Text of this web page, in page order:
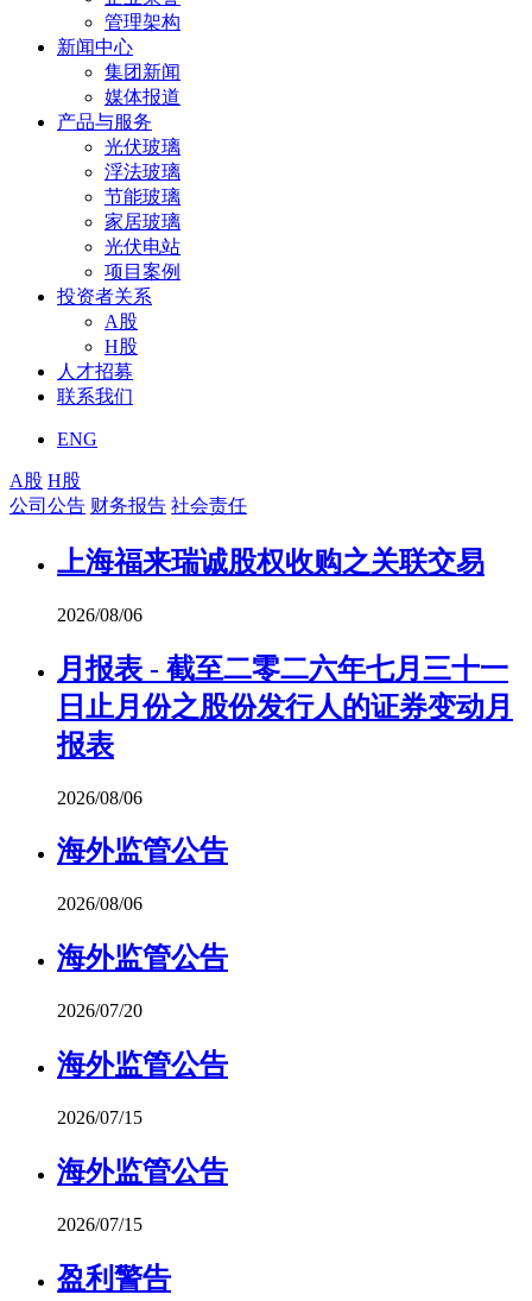
管理架构
新闻中心
集团新闻
媒体报道
产品与服务
光伏玻璃
浮法玻璃
节能玻璃
家居玻璃
光伏电站
项目案例
投资者关系
A股
H股
人才招募
联系我们
ENG
A股 H股
公司公告 财务报告 社会责任
上海福来瑞诚股权收购之关联交易
2026/08/06
月报表 - 截至二零二六年七月三十一
日止月份之股份发行人的证券变动月
报表
2026/08/06
海外监管公告
2026/08/06
海外监管公告
2026/07/20
海外监管公告
2026/07/15
海外监管公告
2026/07/15
盈利警告